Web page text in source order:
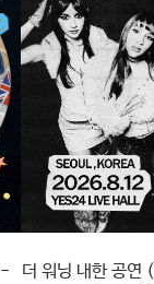
더 워닝 내한 공